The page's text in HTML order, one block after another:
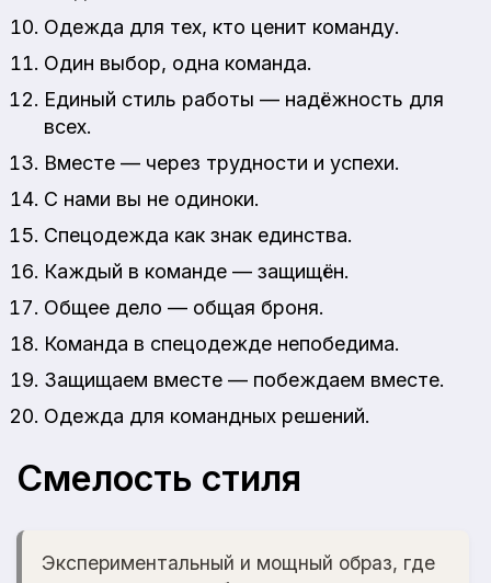
Одежда для тех, кто ценит команду.
Один выбор, одна команда.
Единый стиль работы — надёжность для
всех.
Вместе — через трудности и успехи.
С нами вы не одиноки.
Спецодежда как знак единства.
Каждый в команде — защищён.
Общее дело — общая броня.
Команда в спецодежде непобедима.
Защищаем вместе — побеждаем вместе.
Одежда для командных решений.
Смелость стиля
Экспериментальный и мощный образ, где